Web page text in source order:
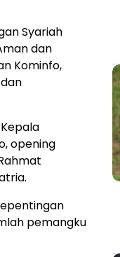
Syariah
dan
Kominfo,
opening
pemangku